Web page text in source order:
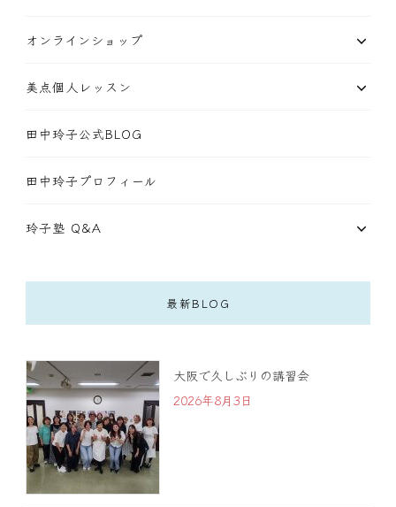
オンラインショップ
美点個人レッスン
田中玲子公式BLOG
田中玲子プロフィール
玲子塾 Q&A
最新BLOG
大阪で久しぶりの講習会
2026年8月3日